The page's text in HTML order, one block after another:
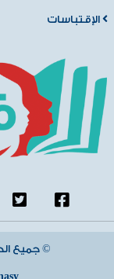
الإقتباسات
جميع الحقوق محفوظة لدي مكتبة فور ريد ©